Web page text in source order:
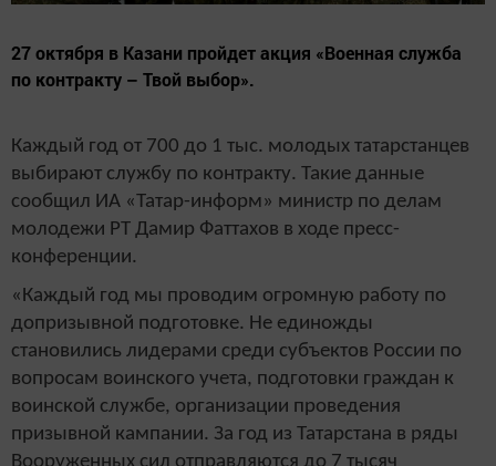
27 октября в Казани пройдет акция «Военная служба
по контракту – Твой выбор».
Каждый год от 700 до 1 тыс. молодых татарстанцев
выбирают службу по контракту. Такие данные
сообщил ИА «Татар-информ» министр по делам
молодежи РТ Дамир Фаттахов в ходе пресс-
конференции.
«Каждый год мы проводим огромную работу по
допризывной подготовке. Не единожды
становились лидерами среди субъектов России по
вопросам воинского учета, подготовки граждан к
воинской службе, организации проведения
призывной кампании. За год из Татарстана в ряды